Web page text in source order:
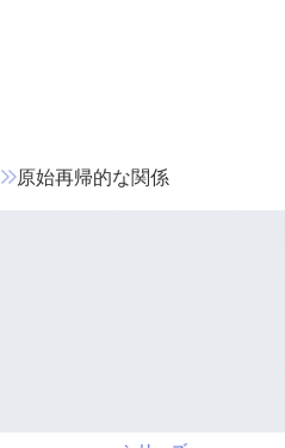
原始再帰的な関係